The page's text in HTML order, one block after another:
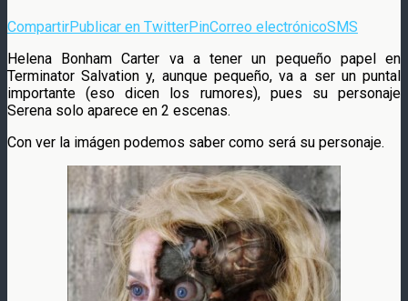
CompartirPublicar en TwitterPinCorreo electrónicoSMS
Helena Bonham Carter va a tener un pequeño papel en
Terminator Salvation y, aunque pequeño, va a ser un puntal
importante (eso dicen los rumores), pues su personaje
Serena solo aparece en 2 escenas.
Con ver la imágen podemos saber como será su personaje.